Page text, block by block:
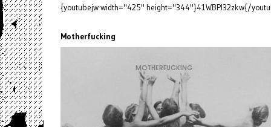
{youtubejw width="425" height="344"}41WBPl32zkw{/
Motherfucking